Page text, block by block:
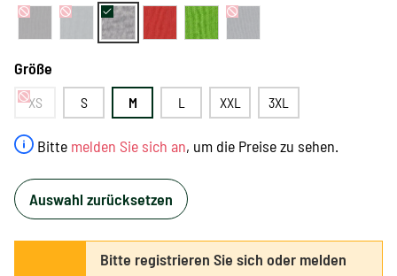
Bitte melden Sie sich an, um die Preise zu sehen.
Größe
XS S M L XXL 3XL
Auswahl zurücksetzen
Bitte registrieren Sie sich oder melden